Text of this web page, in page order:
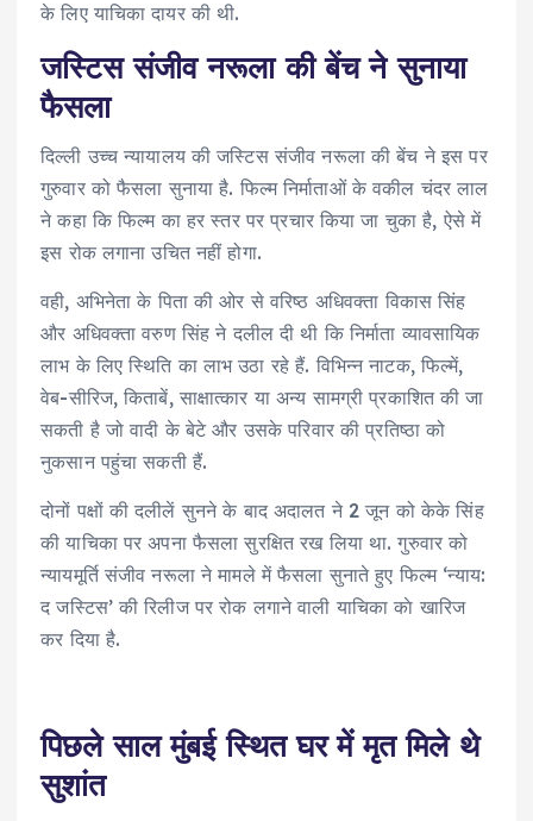
के लिए याचिका दायर की थी.
जस्टिस संजीव नरूला की बेंच ने सुनाया
फैसला
दिल्ली उच्च न्यायालय की जस्टिस संजीव नरूला की बेंच ने इस पर
गुरुवार को फैसला सुनाया है. फिल्म निर्माताओं के वकील चंदर लाल
ने कहा कि फिल्म का हर स्तर पर प्रचार किया जा चुका है, ऐसे में
इस रोक लगाना उचित नहीं होगा.
वही, अभिनेता के पिता की ओर से वरिष्ठ अधिवक्ता विकास सिंह
और अधिवक्ता वरुण सिंह ने दलील दी थी कि निर्माता व्यावसायिक
लाभ के लिए स्थिति का लाभ उठा रहे हैं. विभिन्न नाटक, फिल्में,
वेब-सीरिज, किताबें, साक्षात्कार या अन्य सामग्री प्रकाशित की जा
सकती है जो वादी के बेटे और उसके परिवार की प्रतिष्ठा को
नुकसान पहुंचा सकती हैं.
दोनों पक्षों की दलीलें सुनने के बाद अदालत ने 2 जून को केके सिंह
की याचिका पर अपना फैसला सुरक्षित रख लिया था. गुरुवार को
न्यायमूर्ति संजीव नरूला ने मामले में फैसला सुनाते हुए फिल्म ‘न्याय:
द जस्टिस’ की रिलीज पर रोक लगाने वाली याचिका काे खारिज
कर दिया है.
पिछले साल मुंबई स्थित घर में मृत मिले थे
सुशांत